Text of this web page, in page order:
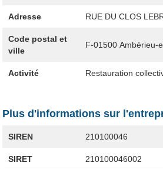
Adresse RUE DU CLOS
Code postal et
ville
F-01500 Ambérieu-
Activité Restauration
Plus d'informations sur
SIREN 210100046
SIRET 210100046002